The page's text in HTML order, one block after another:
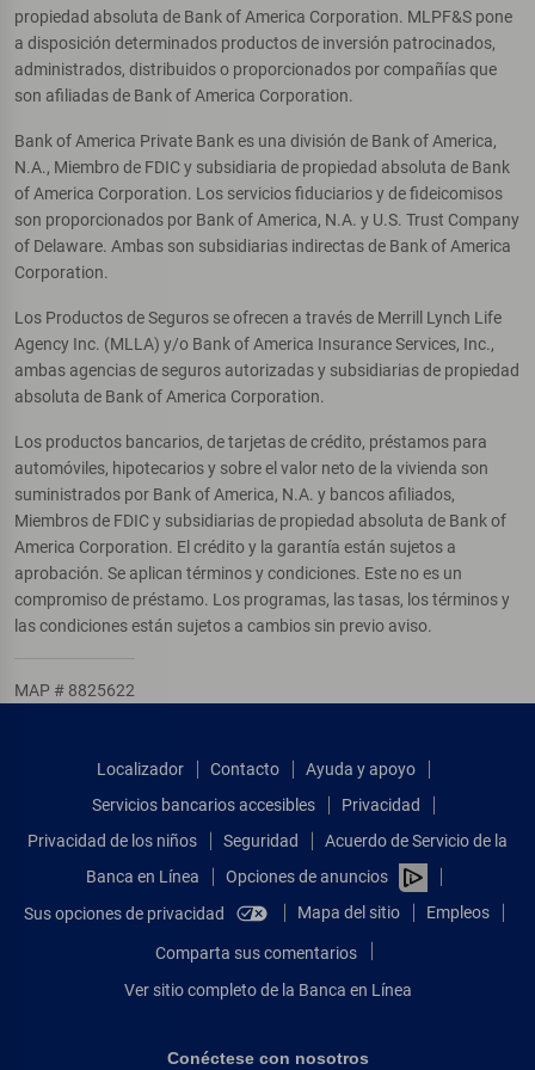
propiedad absoluta de Bank of America Corporation. MLPF&S pone
a disposición determinados productos de inversión patrocinados,
administrados, distribuidos o proporcionados por compañías que
son afiliadas de Bank of America Corporation.
Bank of America Private Bank es una división de Bank of America,
N.A., Miembro de FDIC y subsidiaria de propiedad absoluta de Bank
of America Corporation. Los servicios fiduciarios y de fideicomisos
son proporcionados por Bank of America, N.A. y U.S. Trust Company
of Delaware. Ambas son subsidiarias indirectas de Bank of America
Corporation.
Los Productos de Seguros se ofrecen a través de Merrill Lynch Life
Agency Inc. (MLLA) y/o Bank of America Insurance Services, Inc.,
ambas agencias de seguros autorizadas y subsidiarias de propiedad
absoluta de Bank of America Corporation.
Los productos bancarios, de tarjetas de crédito, préstamos para
automóviles, hipotecarios y sobre el valor neto de la vivienda son
suministrados por Bank of America, N.A. y bancos afiliados,
Miembros de FDIC y subsidiarias de propiedad absoluta de Bank of
America Corporation. El crédito y la garantía están sujetos a
aprobación. Se aplican términos y condiciones. Este no es un
compromiso de préstamo. Los programas, las tasas, los términos y
las condiciones están sujetos a cambios sin previo aviso.
MAP # 8825622
Localizador Contacto
Ayuda y apoyo
Servicios bancarios accesibles
Privacidad
Privacidad de los niños
Seguridad
Acuerdo de Servicio de la
Banca en Línea
Opciones de anuncios
Sus opciones de privacidad
Mapa del sitio Empleos
Comparta sus comentarios
Ver sitio completo de la Banca en Línea
Conéctese con nosotros